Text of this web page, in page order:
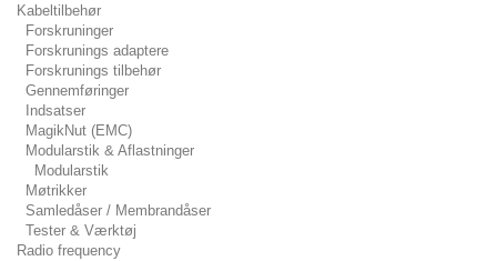
Kabeltilbehør
Forskruninger
Forskrunings adaptere
Forskrunings tilbehør
Gennemføringer
Indsatser
MagikNut (EMC)
Modularstik & Aflastninger
Modularstik
Møtrikker
Samledåser / Membrandåser
Tester & Værktøj
Radio frequency